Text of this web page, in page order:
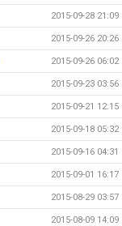
2015-09-28 21:09
2015-09-26 20:26
2015-09-26 06:02
2015-09-23 03:56
2015-09-21 12:15
2015-09-18 05:32
2015-09-16 04:31
2015-09-01 16:17
2015-08-29 03:57
2015-08-09 14:09